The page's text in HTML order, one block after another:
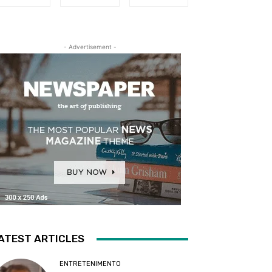
- Advertisement -
ARTICLES
ENTRETENIMENTO